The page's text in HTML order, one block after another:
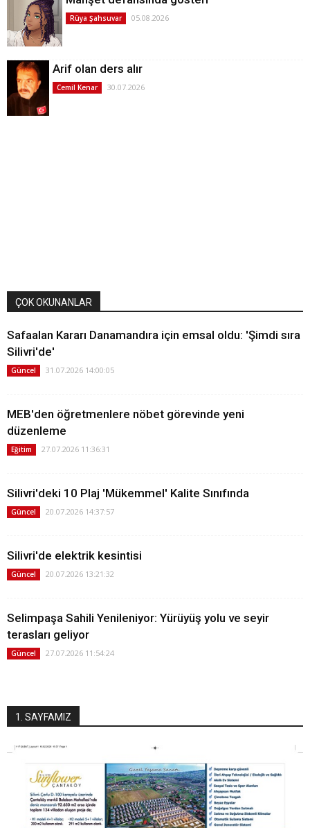
Rüya Şahsuvar 05.08.2026
Arif olan ders alır
Cemil Kenar 30.07.2026
ÇOK OKUNANLAR
Safaalan Kararı Danamandıra için emsal oldu: 'Şimdi sıra
Silivri'de'
Güncel 31.07.2026 14:00:05
MEB'den öğretmenlere nöbet görevinde yeni
düzenleme
Eğitim 27.07.2026 11:36:31
Silivri'deki 10 Plaj 'Mükemmel' Kalite Sınıfında
Güncel 20.07.2026 14:37:57
Silivri'de elektrik kesintisi
Güncel 20.07.2026 13:21:32
Selimpaşa Sahili Yenileniyor: Yürüyüş yolu ve seyir
terasları geliyor
Güncel 27.07.2026 11:54:24
1. SAYFAMIZ